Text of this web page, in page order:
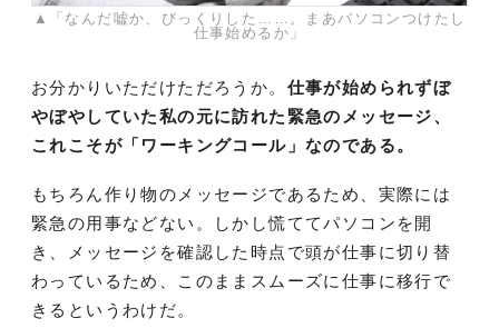
▲「なんだ嘘か、びっくりした……。まあパソコンつけたし
仕事始めるか」
お分かりいただけただろうか。 仕事が始められずぼ
やぼやしていた私の元に訪れた緊急のメッセージ、
これこそが「ワーキングコール」なのである。
もちろん作り物のメッセージであるため、実際には
緊急の用事などない。しかし慌ててパソコンを開
き、メッセージを確認した時点で頭が仕事に切り替
わっているため、このままスムーズに仕事に移行で
きるというわけだ。